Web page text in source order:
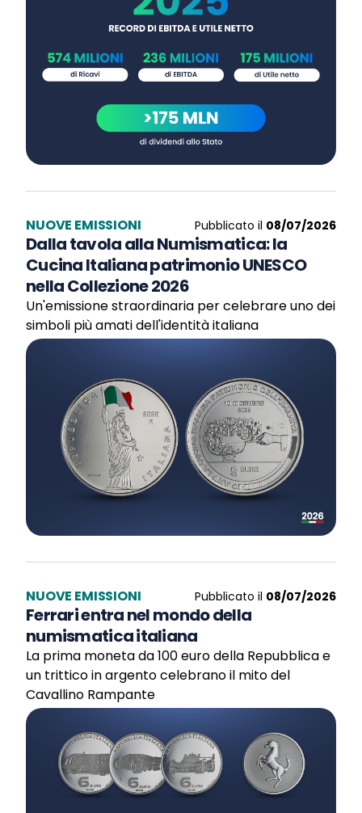
NUOVE EMISSIONI Pubblicato il 08/07/2026
Dalla tavola alla Numismatica: la
Cucina Italiana patrimonio UNESCO
nella Collezione 2026
Un'emissione straordinaria per celebrare uno dei
simboli più amati dell'identità italiana
NUOVE EMISSIONI Pubblicato il 08/07/2026
Ferrari entra nel mondo della
numismatica italiana
La prima moneta da 100 euro della Repubblica e
un trittico in argento celebrano il mito del
Cavallino Rampante